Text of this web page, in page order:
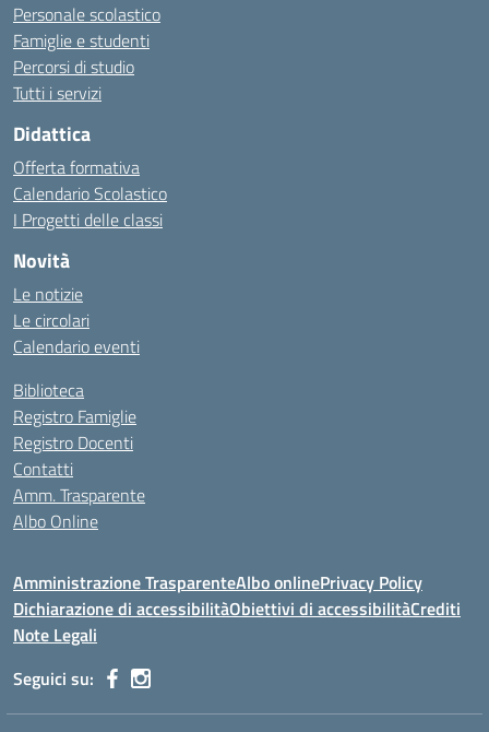
Personale scolastico
Famiglie e studenti
Percorsi di studio
Tutti i servizi
Didattica
Offerta formativa
Calendario Scolastico
I Progetti delle classi
Novità
Le notizie
Le circolari
Calendario eventi
Biblioteca
Registro Famiglie
Registro Docenti
Contatti
Amm. Trasparente
Albo Online
Amministrazione TrasparenteAlbo onlinePrivacy Policy
Dichiarazione di accessibilitàObiettivi di accessibilitàCrediti
Note Legali
Seguici su: